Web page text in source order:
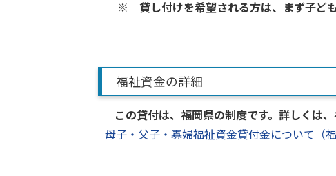
※ 貸し付けを希望される方は、まず子ど
福祉資金の詳細
この貸付は、福岡県の制度です。 詳しくは、
母子・父子・寡婦福祉資金貸付金について（